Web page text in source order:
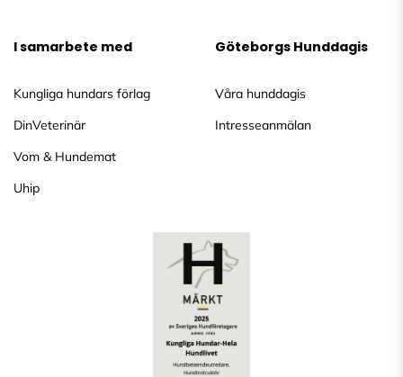
I samarbete med
Kungliga hundars förlag
DinVeterinär
Vom & Hundemat
Uhip
Göteborgs Hunddagis
Våra hunddagis
Intresseanmälan